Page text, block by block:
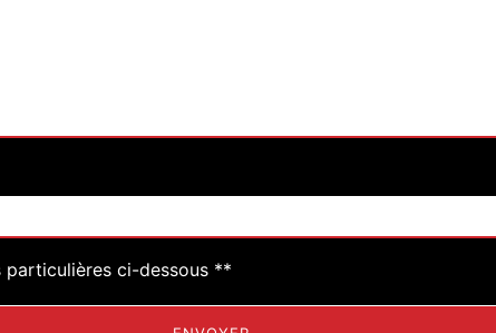
particulières ci-dessous **